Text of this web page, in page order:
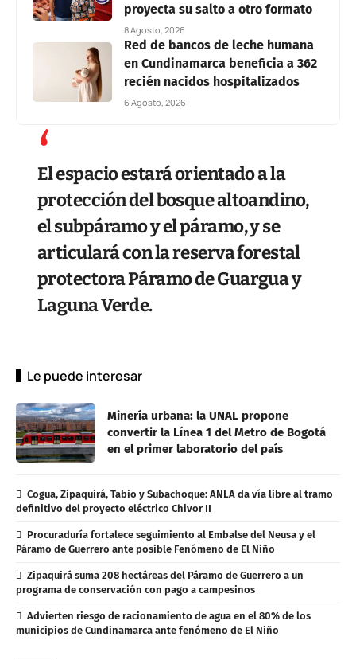
proyecta su salto a otro formato
8 Agosto, 2026
Red de bancos de leche humana
en Cundinamarca beneficia a 362
recién nacidos hospitalizados
6 Agosto, 2026
El espacio estará orientado a la
protección del bosque altoandino,
el subpáramo y el páramo, y se
articulará con la reserva forestal
protectora Páramo de Guargua y
Laguna Verde.
Le puede interesar
Minería urbana: la UNAL propone
convertir la Línea 1 del Metro de Bogotá
en el primer laboratorio del país
Cogua, Zipaquirá, Tabio y Subachoque: ANLA da vía libre al tramo
definitivo del proyecto eléctrico Chivor II
Procuraduría fortalece seguimiento al Embalse del Neusa y el
Páramo de Guerrero ante posible Fenómeno de El Niño
Zipaquirá suma 208 hectáreas del Páramo de Guerrero a un
programa de conservación con pago a campesinos
Advierten riesgo de racionamiento de agua en el 80% de los
municipios de Cundinamarca ante fenómeno de El Niño